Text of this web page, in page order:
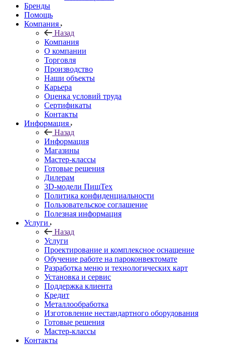
Бренды
Помощь
Компания
Назад
Компания
О компании
Торговля
Производство
Наши объекты
Карьера
Оценка условий труда
Сертификаты
Контакты
Информация
Назад
Информация
Магазины
Мастер-классы
Готовые решения
Дилерам
3D-модели ПищТех
Политика конфиденциальности
Пользовательское соглашение
Полезная информация
Услуги
Назад
Услуги
Проектирование и комплексное оснащение
Обучение работе на пароконвектомате
Разработка меню и технологических карт
Установка и сервис
Поддержка клиента
Кредит
Металлообработка
Изготовление нестандартного оборудования
Готовые решения
Мастер-классы
Контакты